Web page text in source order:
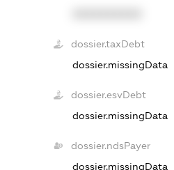
dossier.taxDebt
dossier.missingData
dossier.esvDebt
dossier.missingData
dossier.ndsPayer
dossier.missingData